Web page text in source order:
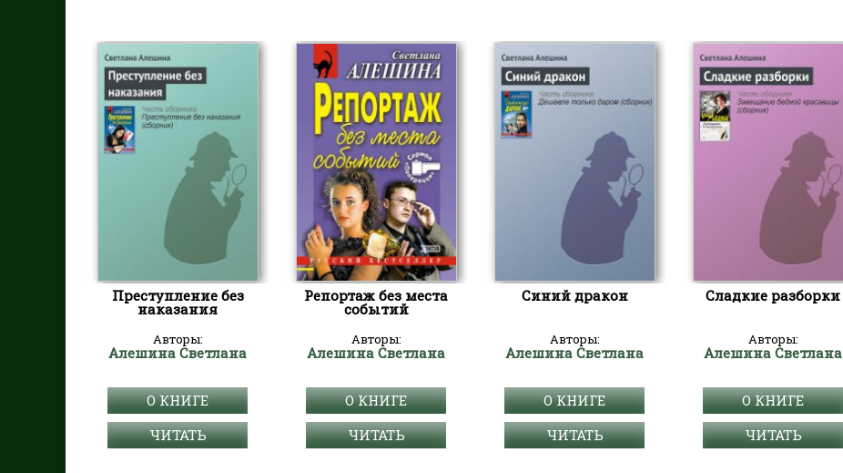
Преступление без
наказания
Авторы:
Алешина Светлана
О КНИГЕ
ЧИТАТЬ
Репортаж без места
событий
Авторы:
Алешина Светлана
О КНИГЕ
ЧИТАТЬ
Синий дракон
Авторы:
Алешина Светлана
О КНИГЕ
ЧИТАТЬ
Сладкие разборки
Авторы:
Алешина Светлана
О КНИГЕ
ЧИТАТЬ